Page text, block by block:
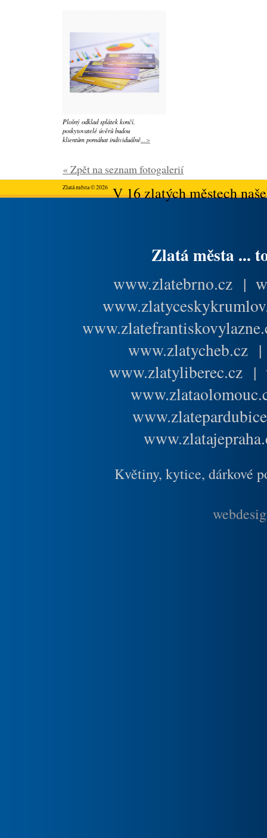
Plošný odklad splátek končí,
poskytovatelé úvěrů budou
klientům pomáhat individuálně...>
« Zpět na seznam fotogalerií
Zlatá města © 2026V 16 zlatých městech
Zlatá města ...
www.zlatebrno.cz |
www.zlatycheb.cz
www.zlatyliberec.cz |
Květiny, kytice, dárkové